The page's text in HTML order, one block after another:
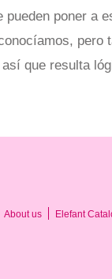
pueden poner a
pero
que resulta
About us Elefant